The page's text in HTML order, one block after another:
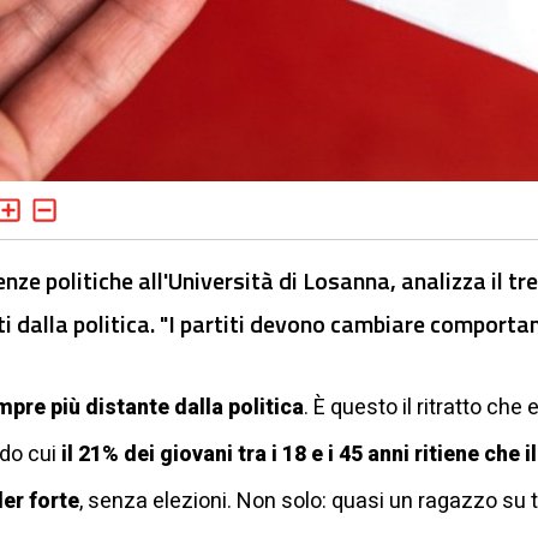
politiche all'Università di Losanna, analizza il
dalla politica. "I partiti devono cambiare
più distante dalla politica. È questo il ritratto che
cui il 21% dei giovani tra i 18 e i 45 anni ritiene
forte, senza elezioni. Non solo: quasi un ragazzo